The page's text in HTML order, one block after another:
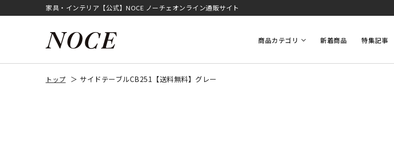
家具・インテリア【公式】NOCE ノーチェオンライン通販サイト
商品カテゴリ 新着商品 特集記事
トップ サイドテーブルCB251【送料無料】グレー